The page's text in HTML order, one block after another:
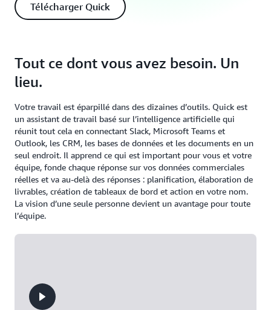
Télécharger Quick
Tout ce dont vous avez besoin. Un
lieu.
Votre travail est éparpillé dans des dizaines d’outils. Quick est
un assistant de travail basé sur l’intelligence artificielle qui
réunit tout cela en connectant Slack, Microsoft Teams et
Outlook, les CRM, les bases de données et les documents en un
seul endroit. Il apprend ce qui est important pour vous et votre
équipe, fonde chaque réponse sur vos données commerciales
réelles et va au-delà des réponses : planification, élaboration de
livrables, création de tableaux de bord et action en votre nom.
La vision d’une seule personne devient un avantage pour toute
l’équipe.